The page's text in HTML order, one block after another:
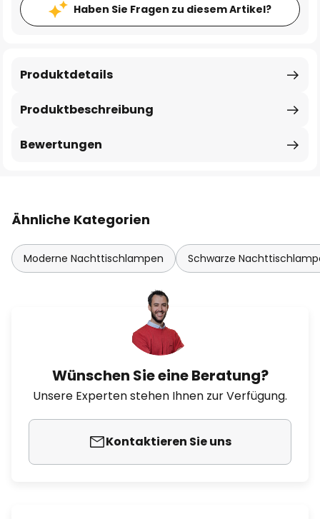
Haben Sie Fragen zu diesem Artikel?
Produktbeschreibung
Produktdetails
Bewertungen
Ähnliche Kategorien
Moderne Nachttischlampen Schwarze
Wünschen Sie eine Beratung?
Unsere Experten stehen Ihnen zur Verfügung.
Kontaktieren Sie uns